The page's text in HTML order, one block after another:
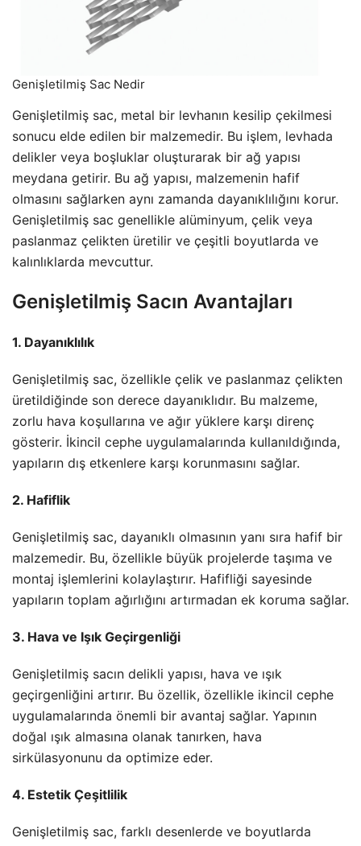
Genişletilmiş Sac Nedir
Genişletilmiş sac, metal bir levhanın kesilip çekilmesi
sonucu elde edilen bir malzemedir. Bu işlem, levhada
delikler veya boşluklar oluşturarak bir ağ yapısı
meydana getirir. Bu ağ yapısı, malzemenin hafif
olmasını sağlarken aynı zamanda dayanıklılığını korur.
Genişletilmiş sac genellikle alüminyum, çelik veya
paslanmaz çelikten üretilir ve çeşitli boyutlarda ve
kalınlıklarda mevcuttur.
Genişletilmiş Sacın Avantajları
1. Dayanıklılık
Genişletilmiş sac, özellikle çelik ve paslanmaz çelikten
üretildiğinde son derece dayanıklıdır. Bu malzeme,
zorlu hava koşullarına ve ağır yüklere karşı direnç
gösterir. İkincil cephe uygulamalarında kullanıldığında,
yapıların dış etkenlere karşı korunmasını sağlar.
2. Hafiflik
Genişletilmiş sac, dayanıklı olmasının yanı sıra hafif bir
malzemedir. Bu, özellikle büyük projelerde taşıma ve
montaj işlemlerini kolaylaştırır. Hafifliği sayesinde
yapıların toplam ağırlığını artırmadan ek koruma sağlar.
3. Hava ve Işık Geçirgenliği
Genişletilmiş sacın delikli yapısı, hava ve ışık
geçirgenliğini artırır. Bu özellik, özellikle ikincil cephe
uygulamalarında önemli bir avantaj sağlar. Yapının
doğal ışık almasına olanak tanırken, hava
sirkülasyonunu da optimize eder.
4. Estetik Çeşitlilik
Genişletilmiş sac, farklı desenlerde ve boyutlarda